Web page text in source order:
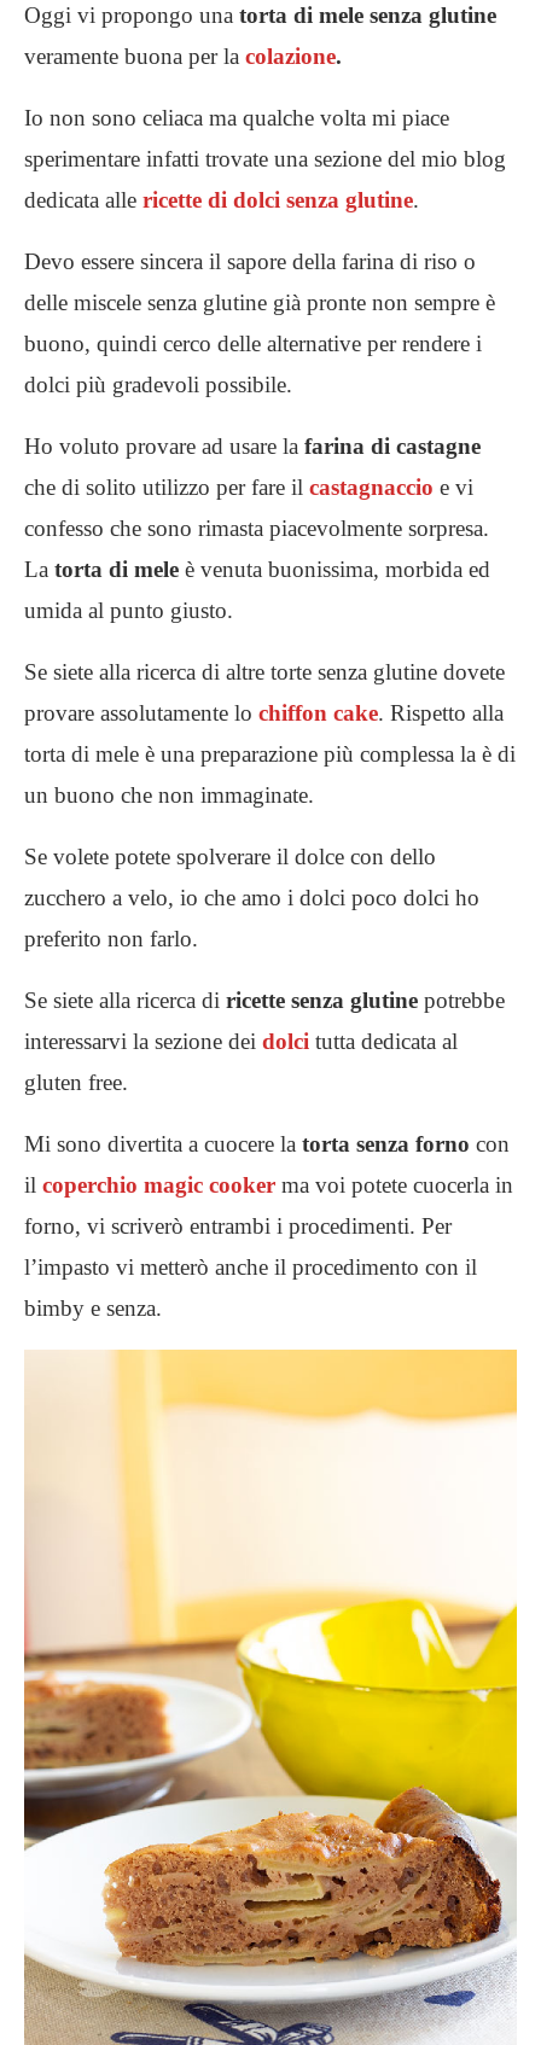
Oggi vi propongo una torta di mele senza glutine
veramente buona per la colazione.
Io non sono celiaca ma qualche volta mi piace
sperimentare infatti trovate una sezione del mio blog
dedicata alle ricette di dolci senza glutine.
Devo essere sincera il sapore della farina di riso o
delle miscele senza glutine già pronte non sempre è
buono, quindi cerco delle alternative per rendere i
dolci più gradevoli possibile.
Ho voluto provare ad usare la farina di castagne
che di solito utilizzo per fare il castagnaccio e vi
confesso che sono rimasta piacevolmente sorpresa.
La torta di mele è venuta buonissima, morbida ed
umida al punto giusto.
Se siete alla ricerca di altre torte senza glutine dovete
provare assolutamente lo chiffon cake. Rispetto alla
torta di mele è una preparazione più complessa la è di
un buono che non immaginate.
Se volete potete spolverare il dolce con dello
zucchero a velo, io che amo i dolci poco dolci ho
preferito non farlo.
Se siete alla ricerca di ricette senza glutine potrebbe
interessarvi la sezione dei dolci tutta dedicata al
gluten free.
Mi sono divertita a cuocere la torta senza forno con
il coperchio magic cooker ma voi potete cuocerla in
forno, vi scriverò entrambi i procedimenti. Per
l’impasto vi metterò anche il procedimento con il
bimby e senza.